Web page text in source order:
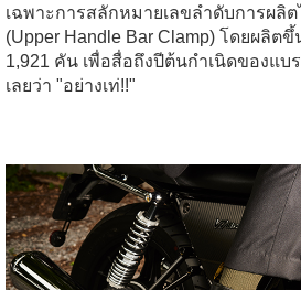
เฉพาะการสลักหมายเลขลำดับการผลิ
(Upper Handle Bar Clamp) โดยผลิต
1,921 คัน เพื่อสื่อถึงปีต้นกำเนิดของแบ
เลยว่า "อย่างเท่!!"